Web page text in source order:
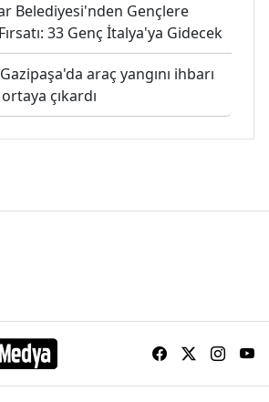
Belediyesi'nden Gençlere
33 Genç İtalya'ya Gidecek
araç yangını ihbarı
çıkardı